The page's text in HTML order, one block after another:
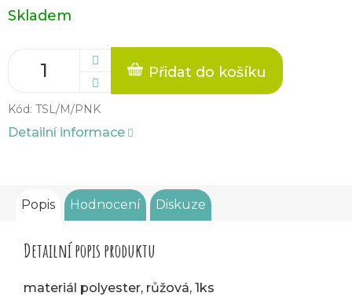
Měrná
cena:
Skladem
Přidat do košíku
Kód: TSL/M/PNK
Detailní informace
Popis Hodnocení Diskuze
Detailní popis produktu
materiál polyester, růžová, 1ks